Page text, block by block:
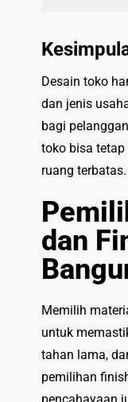
Desain toko
dan jenis
bagi
toko bisa
ruang terbatas.
dan
Memilih
untuk
tahan lama,
pemilihan